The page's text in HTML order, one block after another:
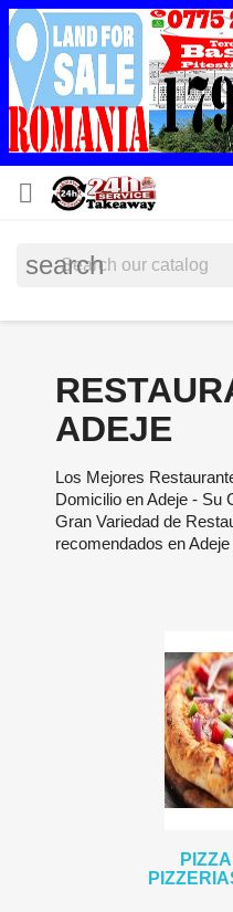

search
ADEJE
Los Mejores
Domicilio en Adeje - Su
Gran Variedad de
recomendados en